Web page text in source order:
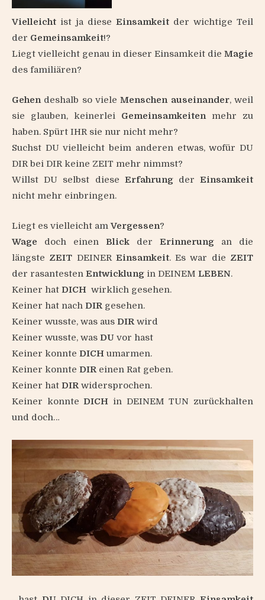
Vielleicht ist ja diese Einsamkeit der wichtige Teil
der Gemeinsamkeit!?
Liegt vielleicht genau in dieser Einsamkeit die Magie
des familiären?
Gehendeshalb so vieleMenschen auseinander, weil
sie glauben, keinerlei Gemeinsamkeitenmehr zu
haben. Spürt IHR sie nur nicht mehr?
Suchst DU vielleicht beim anderen etwas, wofür DU
DIR bei DIR keine ZEIT mehr nimmst?
Willst DU selbst diese ErfahrungderEinsamkeit
nicht mehr einbringen.
Liegt es vielleicht amVergessen?
Wage doch einen Blick der Erinnerung an die
längste ZEIT DEINER Einsamkeit. Es war die ZEIT
der rasantesten Entwicklung in DEINEM LEBEN.
Keiner hat DICH wirklich gesehen.
Keiner hat nach DIRgesehen.
Keiner wusste, was aus DIRwird
Keiner wusste, was DU vor hast
Keiner konnte DICH umarmen.
Keiner konnte DIReinen Rat geben.
Keiner hat DIRwidersprochen.
Keiner konnteDICH in DEINEM TUN zurückhalten
und doch…